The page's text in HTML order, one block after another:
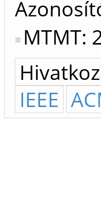
MTMT:
IEEE